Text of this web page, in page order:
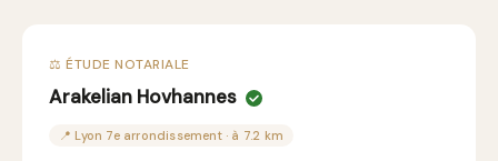
⚖️ ÉTUDE NOTARIALE
Arakelian Hovhannes
📍 Lyon 7e arrondissement · à 7.2 km